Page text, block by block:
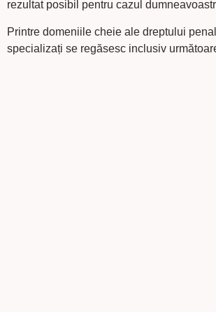
rezultat posibil pentru cazul
Printre domeniile cheie ale dreptului
specializați se regăsesc inclusiv